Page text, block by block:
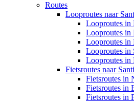
Routes
Looproutes naar
Looproutes in
Looproutes in
Looproutes in
Looproutes in
Looproutes in
Fietsroutes naar
Fietsroutes in
Fietsroutes in
Fietsroutes in